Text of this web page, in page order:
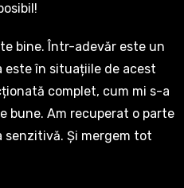
bine. Într-adevăr este un
este în situațiile de acest
complet, cum mi s-a
bune. Am recuperat o parte
senzitivă. Și mergem tot